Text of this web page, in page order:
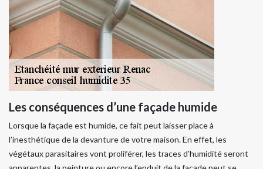
Les conséquences d’une façade humide
Lorsque la façade est humide, ce fait peut laisser place à
l’inesthétique de la devanture de votre maison. En effet, les
végétaux parasitaires vont proliférer, les traces d’humidité seront